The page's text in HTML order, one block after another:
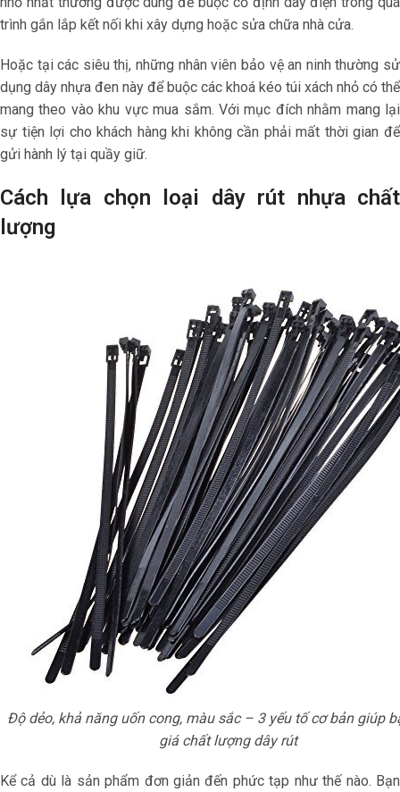
trình gắn lắp kết nối khi xây dựng hoặc sửa chữa nhà cửa.
Hoặc tại các siêu thị, những nhân viên bảo vệ an ninh thường sử
dụng dây nhựa đen này để buộc các khoá kéo túi xách nhỏ có thể
mang theo vào khu vực mua sắm. Với mục đích nhằm mang lại
sự tiện lợi cho khách hàng khi không cần phải mất thời gian để
gửi hành lý tại quầy giữ.
Cách lựa chọn loại dây rút nhựa chất
lượng
Độ dẻo, khả năng uốn cong, màu sắc – 3 yếu tố cơ bản giúp
giá chất lượng dây rút
Kể cả dù là sản phẩm đơn giản đến phức tạp như thế nào. Bạn